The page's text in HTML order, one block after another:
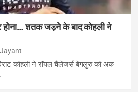
होना… शतक जड़ने के बाद कोहली ने
कोहली ने रॉयल चैलेंजर्स बेंगलुरु को अंक